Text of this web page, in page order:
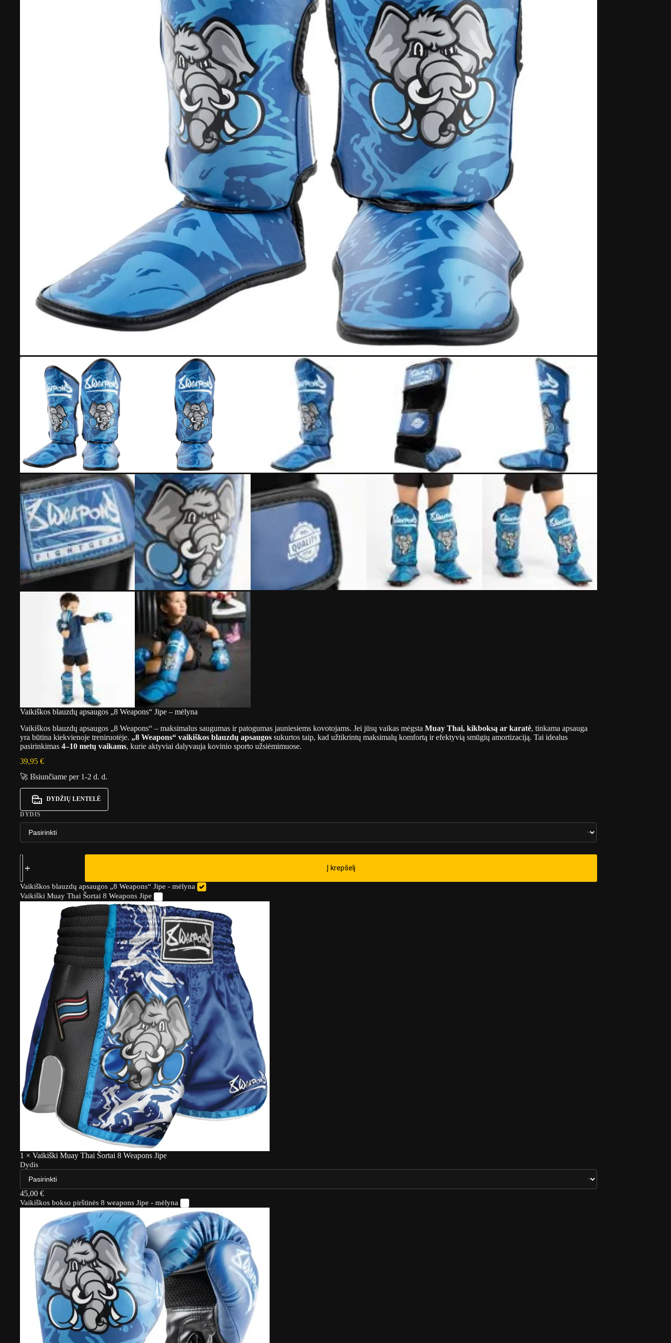
Vaikiškos blauzdų apsaugos „8 Weapons“ Jipe – mėlyna
Vaikiškos blauzdų apsaugos „8 Weapons“ – maksimalus saugumas ir patogumas jauniesiems kovotojams. Jei jūsų vaikas mėgsta Muay Thai, kikboksą ar karatė, tinkama apsauga
yra būtina kiekvienoje treniruotėje. „8 Weapons“ vaikiškos blauzdų apsaugos sukurtos taip, kad užtikrintų maksimalų komfortą ir efektyvią smūgių amortizaciją. Tai idealus
pasirinkimas 4–10 metų vaikams, kurie aktyviai dalyvauja kovinio sporto užsiėmimuose.
39,95 €
🚀 Išsiunčiame per 1-2 d. d.
DYDŽIŲ LENTELĖ
DYDIS
Į krepšelį
Vaikiškos blauzdų apsaugos „8 Weapons“ Jipe - mėlyna
Vaikiški Muay Thai Šortai 8 Weapons Jipe
1 × Vaikiški Muay Thai Šortai 8 Weapons Jipe
Dydis
45,00 €
Vaikiškos bokso pirštinės 8 weapons Jipe - mėlyna